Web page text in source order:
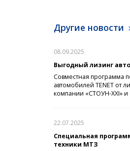
Другие новости
08.09.2025
Выгодный лизинг
Совместная программа
автомобилей TENET от
компании «СТОУН-XXI»
22.07.2025
Специальная
техники МТЗ